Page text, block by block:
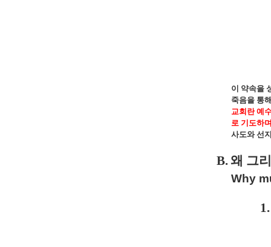
이 약속을
죽음을 통
교회란 예
로 기도하
사도와 선
B. 왜 그
Why
1.